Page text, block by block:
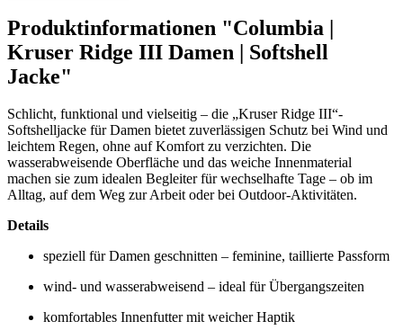
Produktinformationen "Columbia |
Kruser Ridge III Damen | Softshell
Jacke"
Schlicht, funktional und vielseitig – die „Kruser Ridge III“-
Softshelljacke für Damen bietet zuverlässigen Schutz bei Wind und
leichtem Regen, ohne auf Komfort zu verzichten. Die
wasserabweisende Oberfläche und das weiche Innenmaterial
machen sie zum idealen Begleiter für wechselhafte Tage – ob im
Alltag, auf dem Weg zur Arbeit oder bei Outdoor-Aktivitäten.
Details
speziell für Damen geschnitten – feminine, taillierte Passform
wind- und wasserabweisend – ideal für Übergangszeiten
komfortables Innenfutter mit weicher Haptik